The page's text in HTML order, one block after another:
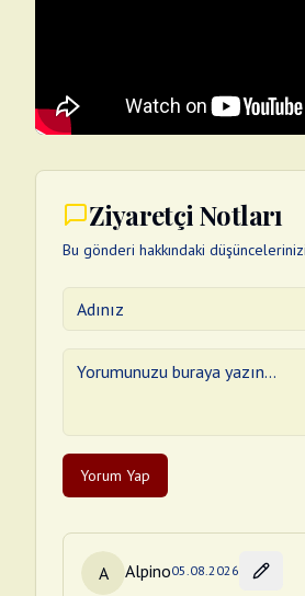
Ziyaretçi Notları
Bu gönderi hakkındaki
Yorum Yap
A Alpino05.08.2026